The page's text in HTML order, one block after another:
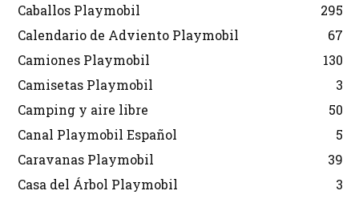
Caballos Playmobil
295
Calendario de Adviento Playmobil
67
Camiones Playmobil
130
Camisetas Playmobil
3
Camping y aire libre
50
Canal Playmobil Español
5
Caravanas Playmobil
39
Casa del Árbol Playmobil
3